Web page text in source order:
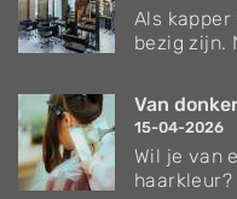
Als
bezig zijn.
Van
15-04-2026
Wil je van